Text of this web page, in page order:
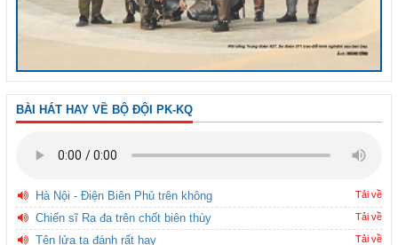
BÀI HÁT HAY VỀ BỘ ĐỘI PK-KQ
Hà Nội - Điện Biên Phủ trên không Tải về
Chiến sĩ Ra đa trên chốt biên thùy Tải về
Tên lửa ta đánh rất hay Tải về